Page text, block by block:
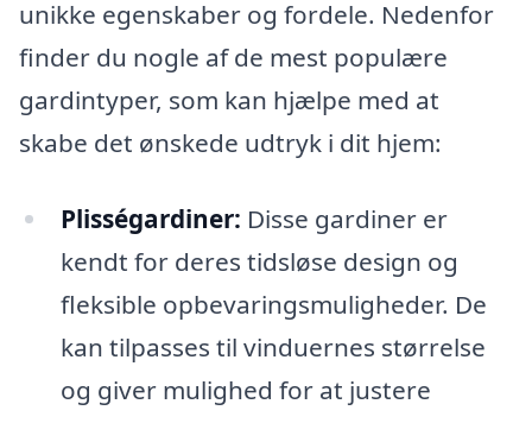
unikke egenskaber og fordele. Nedenfor
finder du nogle af de mest populære
gardintyper, som kan hjælpe med at
skabe det ønskede udtryk i dit hjem:
Plisségardiner: Disse gardiner er
kendt for deres tidsløse design og
fleksible opbevaringsmuligheder. De
kan tilpasses til vinduernes størrelse
og giver mulighed for at justere